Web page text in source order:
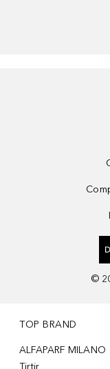
©
TOP BRAND
ALFAPARF MILANO
Tirtir